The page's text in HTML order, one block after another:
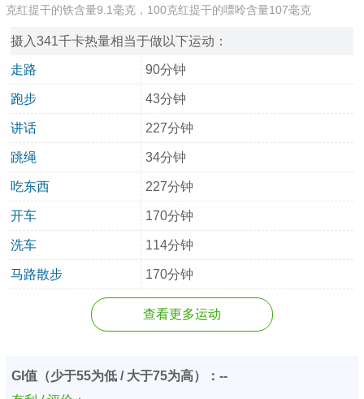
克红提干的铁含量9.1毫克，100克红提干的嘌呤含量107毫克
摄入341千卡热量相当于做以下运动：
走路 90分钟
跑步 43分钟
讲话 227分钟
跳绳 34分钟
吃东西 227分钟
开车 170分钟
洗车 114分钟
马路散步 170分钟
查看更多运动
GI值（少于55为低 / 大于75为高）：--